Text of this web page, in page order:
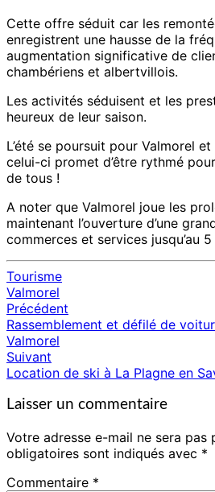
Cette offre séduit car les
enregistrent une hausse de la
augmentation significative de
chambériens et albertvillois.
Les activités séduisent et les
heureux de leur saison.
L’été se poursuit pour Valmorel
celui-ci promet d’être rythmé
de tous !
A noter que Valmorel joue les
maintenant l’ouverture d’une
commerces et services jusqu’au
Tourisme
Valmorel
Navigation
d'article
Précédent
Rassemblement et défilé de
Valmorel
Suivant
Location de ski à La Plagne en
Laisser un commentaire
Votre adresse e-mail ne sera pas
obligatoires sont indiqués avec *
Commentaire *